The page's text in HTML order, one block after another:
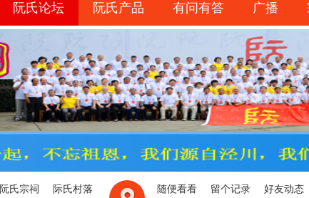
阮氏论坛 阮氏产品 有问有答 广播
日志
阮氏宗祠
际氏村落
随便看看 留个记录
好友动态